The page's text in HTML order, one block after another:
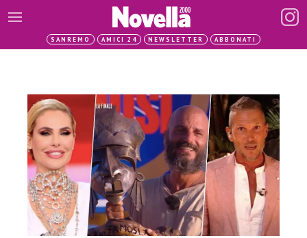
SANREMO AMICI 24 NEWSLETTER ABBONATI